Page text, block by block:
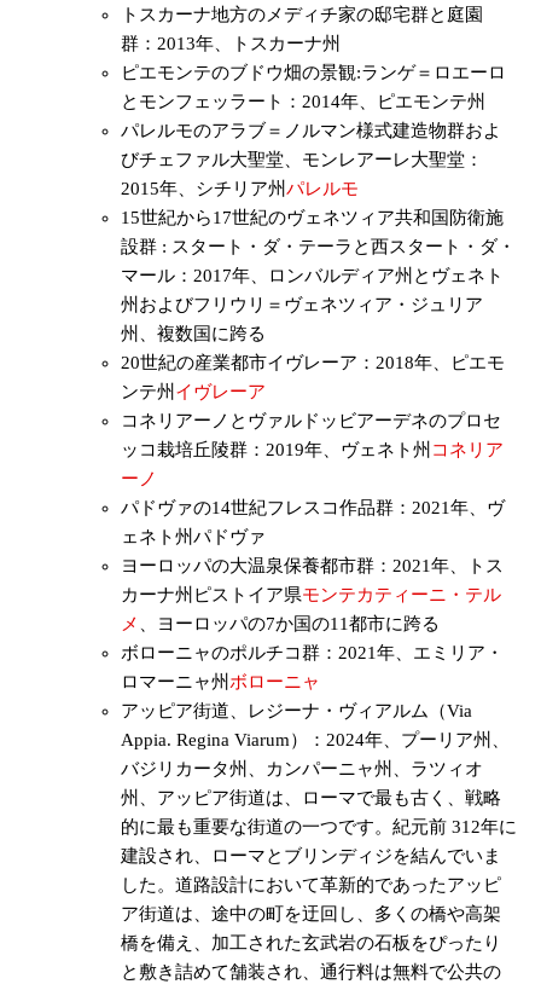
トスカーナ地方のメディチ家の邸宅群と庭園
群：2013年、トスカーナ州
ピエモンテのブドウ畑の景観:ランゲ＝ロエーロ
とモンフェッラート：2014年、ピエモンテ州
パレルモのアラブ＝ノルマン様式建造物群およ
びチェファル大聖堂、モンレアーレ大聖堂：
2015年、シチリア州パレルモ
15世紀から17世紀のヴェネツィア共和国防衛施
設群 : スタート・ダ・テーラと西スタート・ダ・
マール：2017年、ロンバルディア州とヴェネト
州およびフリウリ＝ヴェネツィア・ジュリア
州、複数国に跨る
20世紀の産業都市イヴレーア：2018年、ピエモ
ンテ州 イヴレーア
コネリアーノとヴァルドッビアーデネのプロセ
ッコ栽培丘陵群：2019年、ヴェネト州 コネリア
ーノ
パドヴァの14世紀フレスコ作品群：2021年、ヴ
ェネト州パドヴァ
ヨーロッパの大温泉保養都市群：2021年、トス
カーナ州ピストイア県モンテカティーニ・テル
メ 、ヨーロッパの7か国の11都市に跨る
ボローニャのポルチコ群：2021年、エミリア・
ロマーニャ州ボローニャ
アッピア街道、レジーナ・ヴィアルム（Via
Appia. Regina Viarum）：2024年、プーリア州、
バジリカータ州、カンパーニャ州、ラツィオ
州、アッピア街道は、ローマで最も古く、戦略
的に最も重要な街道の一つです。紀元前 312年に
建設され、ローマとブリンディジを結んでいま
した。道路設計において革新的であったアッピ
ア街道は、途中の町を迂回し、多くの橋や高架
橋を備え、加工された玄武岩の石板をぴったり
と敷き詰めて舗装され、通行料は無料で公共の